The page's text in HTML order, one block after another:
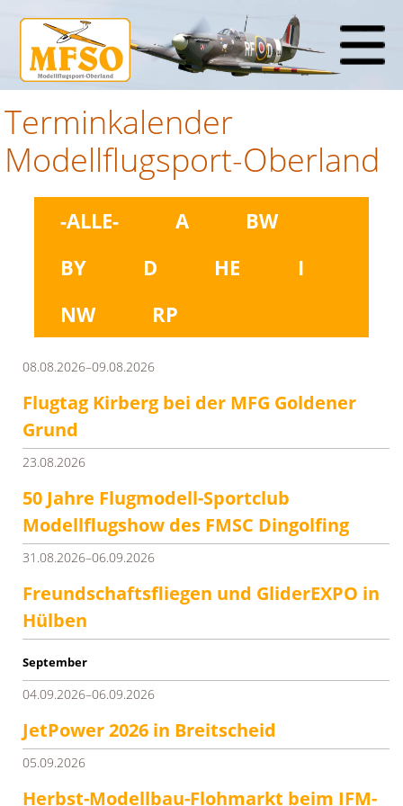
Terminkalender
Modellflugsport-Oberland
-ALLE- A
BW
BY
D HE
I
NW
RP
08.08.2026–09.08.2026
Flugtag Kirberg bei der MFG Goldener
Grund
23.08.2026
50 Jahre Flugmodell-Sportclub
Modellflugshow des FMSC Dingolfing
31.08.2026–06.09.2026
Freundschaftsfliegen und GliderEXPO in
Hülben
September
04.09.2026–06.09.2026
JetPower 2026 in Breitscheid
05.09.2026
Herbst-Modellbau-Flohmarkt beim IFM-